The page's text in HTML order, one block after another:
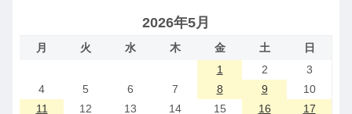
2026年5月
月 火 水 木 金 土
日
1
2
3
4
5 6 7 8 9
10
11
12 13 14 15 16
17